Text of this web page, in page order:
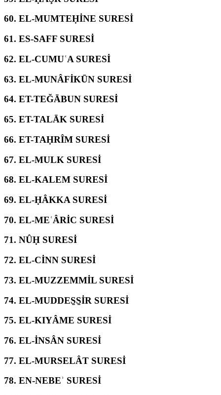
60. EL-MUMTEḤİNE SURESİ
61. ES-SAFF SURESİ
62. EL-CUMUʿA SURESİ
63. EL-MUNÂFİKŪN SURESİ
64. ET-TEĞĀBUN SURESİ
65. ET-TALĀK SURESİ
66. ET-TAḤRÎM SURESİ
67. EL-MULK SURESİ
68. EL-KALEM SURESİ
69. EL-ḤÂKKA SURESİ
70. EL-MEʿÂRİC SURESİ
71. NÛḤ SURESİ
72. EL-CİNN SURESİ
73. EL-MUZZEMMİL SURESİ
74. EL-MUDDES̱S̱İR SURESİ
75. EL-KIYÂME SURESİ
76. EL-İNSÂN SURESİ
77. EL-MURSELÂT SURESİ
78. EN-NEBEʾ SURESİ